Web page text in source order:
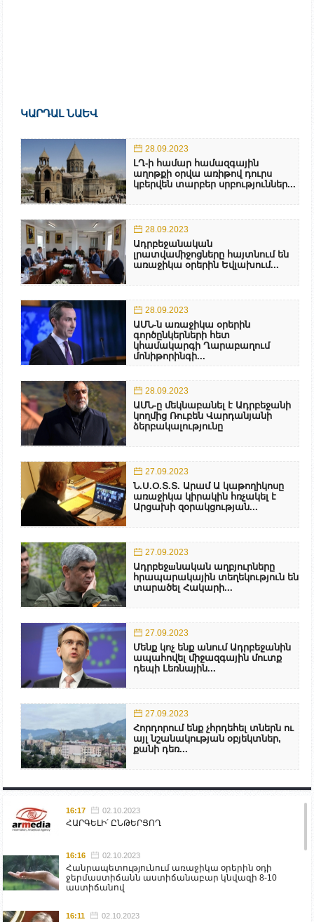
ԿԱՐԴԱԼ ՆԱԵՎ
28.09.2023
ԼՂ-ի համար համազգային
աղոթքի օրվա առիթով դուրս
կբերվեն տարբեր սրբություններ...
28.09.2023
Ադրբեջանական
լրատվամիջոցները հայտնում են
առաջիկա օրերին Եվլախում...
28.09.2023
ԱՄՆ-ն առաջիկա օրերին
գործընկերների հետ
կհամակարգի Ղարաբաղում
մոնիթորինգի...
28.09.2023
ԱՄՆ-ը մեկնաբանել է Ադրբեջանի
կողմից Ռուբեն Վարդանյանի
ձերբակալությունը
27.09.2023
Ն.Ս.Օ.Տ.Տ. Արամ Ա կաթողիկոսը
առաջիկա կիրակին հռչակել է
Արցախի զօրակցության...
27.09.2023
Ադրբեջшնական աղբյուրները
հրապարակային տեղեկություն են
տարածել Հակարի...
27.09.2023
Մենք կոչ ենք անում Ադրբեջանին
ապահովել միջազգային մուտք
դեպի Լեռնային...
27.09.2023
Հորդորում ենք չհրդեհել տներն ու
այլ նշանակության օբյեկտներ,
քանի դեռ...
16:17 02.10.2023
ՀԱՐԳԵԼԻ՛ ԸՆԹԵՐՑՈՂ
16:16 02.10.2023
Հանրապետությունում առաջիկա օրերին օդի
ջերմաստիճանն աստիճանաբար կնվազի 8-10
աստիճանով
16:11 02.10.2023